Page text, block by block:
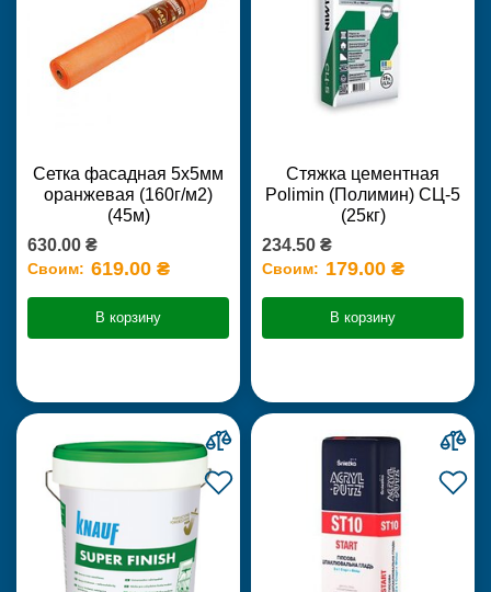
Сетка фасадная 5х5мм
оранжевая (160г/м2)
(45м)
630.00 ₴
Своим: 619.00 ₴
В корзину
Стяжка цементная
Polimin (Полимин) СЦ-5
(25кг)
234.50 ₴
Своим: 179.00 ₴
В корзину